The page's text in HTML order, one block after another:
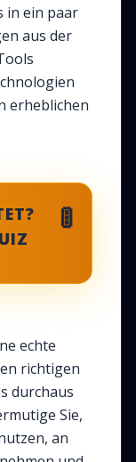
in ein paar
aus der
erheblichen
🚦
echte
richtigen
durchaus
Sie,
an